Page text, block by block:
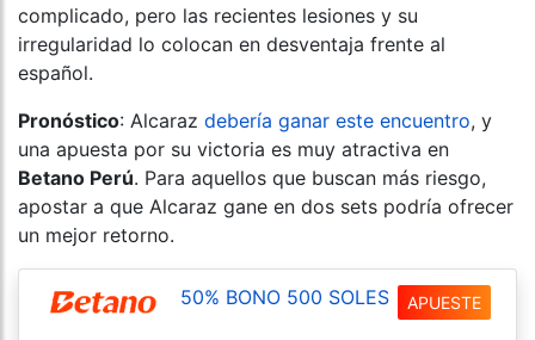
complicado, pero las recientes lesiones y su
irregularidad lo colocan en desventaja frente al
español.
Pronóstico: Alcaraz debería ganar este encuentro, y
una apuesta por su victoria es muy atractiva en
Betano Perú. Para aquellos que buscan más riesgo,
apostar a que Alcaraz gane en dos sets podría ofrecer
un mejor retorno.
50% BONO 500 SOLES APUESTE